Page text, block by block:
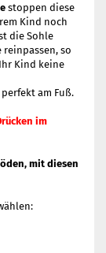
stoppen diese
Kind noch
die Sohle
reinpassen, so
Kind keine
am Fuß.
im
mit diesen